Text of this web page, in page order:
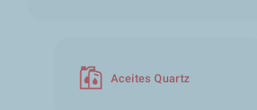
Aceites Quartz